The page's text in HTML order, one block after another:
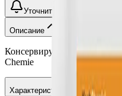
Уточнить наличие
Описание
Консервирующий воск
Chemie
Характеристики